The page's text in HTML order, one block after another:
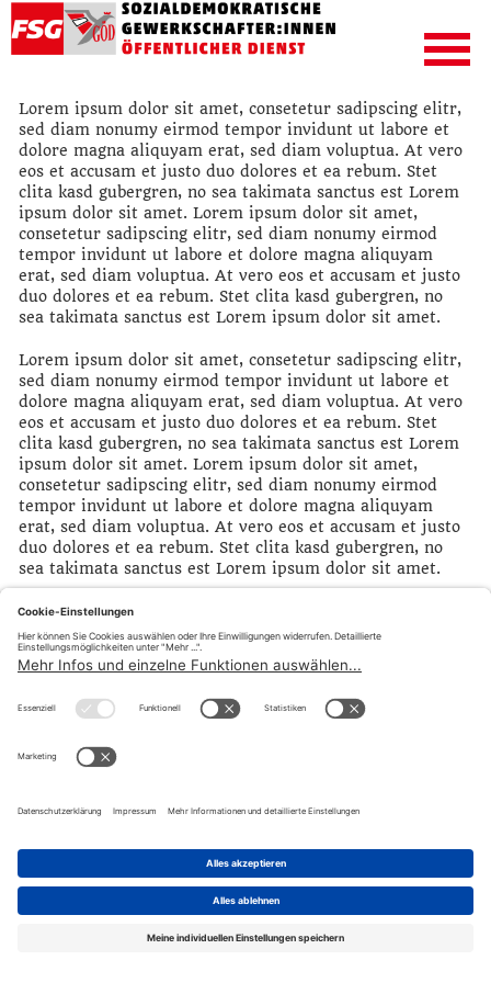
Lorem ipsum dolor sit amet, consetetur sadipscing elitr,
sed diam nonumy eirmod tempor invidunt ut labore et
dolore magna aliquyam erat, sed diam voluptua. At vero
eos et accusam et justo duo dolores et ea rebum. Stet
clita kasd gubergren, no sea takimata sanctus est Lorem
ipsum dolor sit amet. Lorem ipsum dolor sit amet,
consetetur sadipscing elitr, sed diam nonumy eirmod
tempor invidunt ut labore et dolore magna aliquyam
erat, sed diam voluptua. At vero eos et accusam et justo
duo dolores et ea rebum. Stet clita kasd gubergren, no
sea takimata sanctus est Lorem ipsum dolor sit amet.
Lorem ipsum dolor sit amet, consetetur sadipscing elitr,
sed diam nonumy eirmod tempor invidunt ut labore et
dolore magna aliquyam erat, sed diam voluptua. At vero
eos et accusam et justo duo dolores et ea rebum. Stet
clita kasd gubergren, no sea takimata sanctus est Lorem
ipsum dolor sit amet. Lorem ipsum dolor sit amet,
consetetur sadipscing elitr, sed diam nonumy eirmod
tempor invidunt ut labore et dolore magna aliquyam
erat, sed diam voluptua. At vero eos et accusam et justo
duo dolores et ea rebum. Stet clita kasd gubergren, no
sea takimata sanctus est Lorem ipsum dolor sit amet.
teilen
Impressum